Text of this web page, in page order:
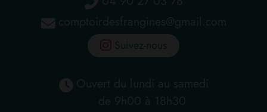
Ouvert du lundi au samedi
de 9h00 à 18h30
comptoirdesfrangines@gmail.com
Suivez-nous